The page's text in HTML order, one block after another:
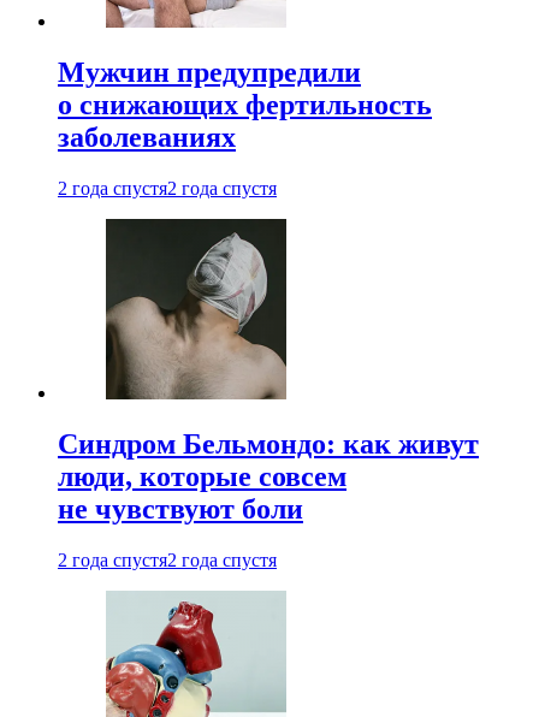
Мужчин предупредили
о снижающих фертильность
заболеваниях
2 года спустя2 года спустя
Синдром Бельмондо: как живут
люди, которые совсем
не чувствуют боли
2 года спустя2 года спустя